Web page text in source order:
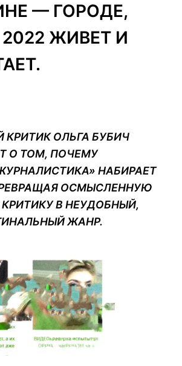
— ГОРОДЕ,
ЖИВЕТ И
КРИТИК ОЛЬГА БУБИЧ
О ТОМ, ПОЧЕМУ
НАБИРАЕТ
ОСМЫСЛЕННУЮ
В НЕУДОБНЫЙ,
ЖАНР.